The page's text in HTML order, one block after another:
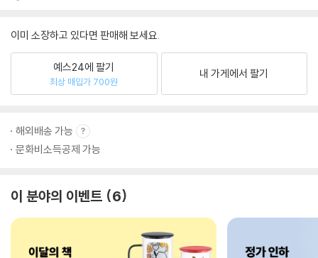
이미 소장하고 있다면 판매해 보세요.
예스24에 팔기
최상 매입가 700원
내 가게에서 팔기
해외배송 가능
문화비소득공제 가능
이 분야의 이벤트 6